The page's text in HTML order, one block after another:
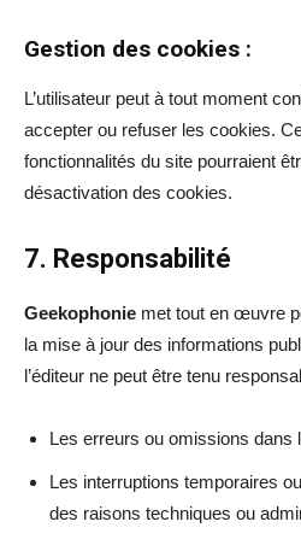
Gestion des cookies :
L’utilisateur peut à tout moment
accepter ou refuser les cookies.
fonctionnalités du site pourraient
désactivation des cookies.
7. Responsabilité
Geekophonie met tout en œuvre
la mise à jour des informations
l’éditeur ne peut être tenu
Les erreurs ou omissions dans
Les interruptions temporaires
des raisons techniques ou